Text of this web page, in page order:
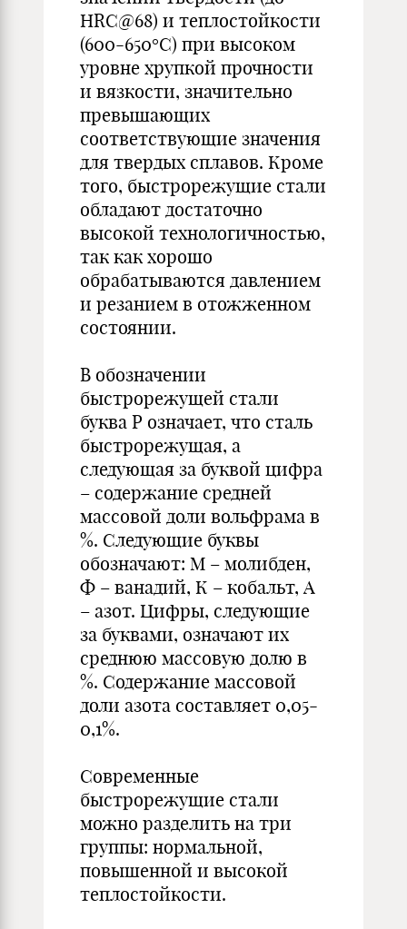
HRC@68) и теплостойкости
(600-650°С) при высоком
уровне хрупкой прочности
и вязкости, значительно
превышающих
соответствующие значения
для твердых сплавов. Кроме
того, быстрорежущие стали
обладают достаточно
высокой технологичностью,
так как хорошо
обрабатываются давлением
и резанием в отожженном
состоянии.
В обозначении
быстрорежущей стали
буква Р означает, что сталь
быстрорежущая, а
следующая за буквой цифра
– содержание средней
массовой доли вольфрама в
%. Следующие буквы
обозначают: М – молибден,
Ф – ванадий, К – кобальт, А
– азот. Цифры, следующие
за буквами, означают их
среднюю массовую долю в
%. Содержание массовой
доли азота составляет 0,05-
0,1%.
Современные
быстрорежущие стали
можно разделить на три
группы: нормальной,
повышенной и высокой
теплостойкости.